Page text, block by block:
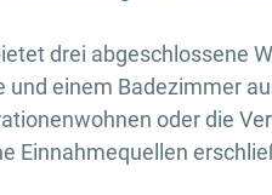
drei abgeschlossene
und einem Badezimmer
oder die
Einnahmequellen